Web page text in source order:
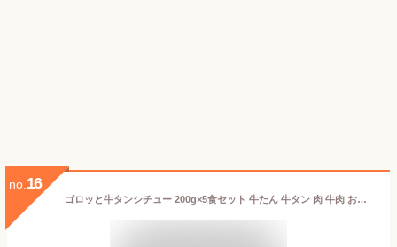
no. 16
ゴロッと牛タンシチュー 200g×5食セット 牛たん 牛タン 肉 牛肉 お歳暮 クリスマス食品 お祝い デミグラスソース 温めるだけ レンジ 冷凍 惣菜 ギフト プレゼント 送料無料 祝い 記念 通販 グルメ 誕生日 内祝